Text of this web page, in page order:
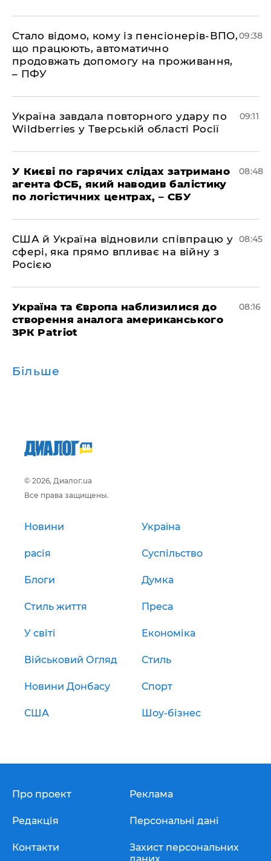
Стало відомо, кому із пенсіонерів-ВПО,
що працюють, автоматично
продовжать допомогу на проживання,
– ПФУ
09:38
Україна завдала повторного удару по
Wildberries у Тверській області Росії
09:11
У Києві по гарячих слідах затримано
агента ФСБ, який наводив балістику
по логістичних центрах, – СБУ
08:48
США й Україна відновили співпрацю у
сфері, яка прямо впливає на війну з
Росією
08:45
Україна та Європа наблизилися до
створення аналога американського
ЗРК Patriot
08:16
Більше
© 2026, Диалог.ua
Все права защищены.
Новини Україна
расія Суспільство
Блоги Думка
Стиль життя Преса
У світі Економіка
Військовий Огляд Стиль
Новини Донбасу Спорт
США Шоу-бізнес
Про проект
Редакція
Контакти
Реклама
Персональні дані
Захист персональних